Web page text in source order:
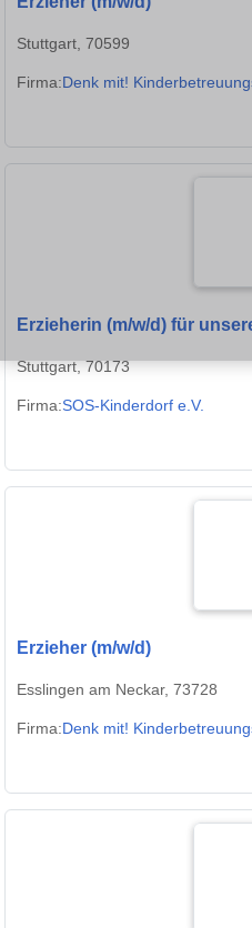
Stuttgart, 70599
Firma:Denk mit!
Erzieherin (m/w/d) für
Stuttgart, 70173
Firma:SOS-Kinderdorf e.V.
Erzieher (m/w/d)
Esslingen am Neckar, 73728
Firma:Denk mit!